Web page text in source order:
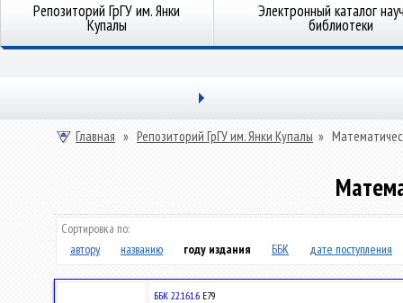
Репозиторий ГрГУ им. Янки
Купалы
Электронный каталог
библиотеки
Главная » Репозиторий ГрГУ им. Янки Купалы »
Сортировка по:
автору
названию году издания ББК дате поступления
ББК 22.161.6 Е79